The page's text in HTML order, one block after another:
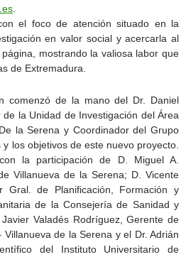
el foco de atención situado en la
en valor social y acercarla al
mostrando la valiosa labor que
de Extremadura.
comenzó de la mano del Dr. Daniel
la Unidad de Investigación del Área
la Serena y Coordinador del Grupo
los objetivos de este nuevo proyecto.
la participación de D. Miguel A.
Villanueva de la Serena; D. Vicente
Gral. de Planificación, Formación y
de la Consejería de Sanidad y
Valadés Rodríguez, Gerente de
de la Serena y el Dr. Adrián
del Instituto Universitario de